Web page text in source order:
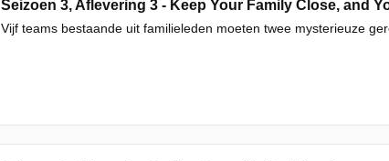
Seizoen 3, Aflevering 3 - Keep Your Family Close, and
Vijf teams bestaande uit familieleden moeten twee mysterieuze